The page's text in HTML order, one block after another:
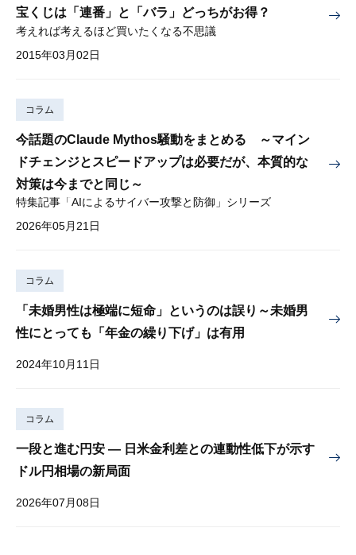
宝くじは「連番」と「バラ」どっちがお得？
考えれば考えるほど買いたくなる不思議
2015年03月02日
コラム
今話題のClaude Mythos騒動をまとめる ～マイン
ドチェンジとスピードアップは必要だが、本質的な
対策は今までと同じ～
特集記事「AIによるサイバー攻撃と防御」シリーズ
2026年05月21日
コラム
「未婚男性は極端に短命」というのは誤り～未婚男
性にとっても「年金の繰り下げ」は有用
2024年10月11日
コラム
一段と進む円安 — 日米金利差との連動性低下が示す
ドル円相場の新局面
2026年07月08日